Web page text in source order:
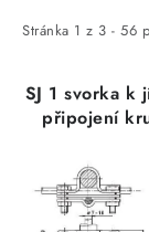
SVÍTIDLA
LED osvětlení
SVÍTIDLA
i
p
d
Stránka 1 z 3 - 56
e
í
o
SJ 1 svorka k
připojení